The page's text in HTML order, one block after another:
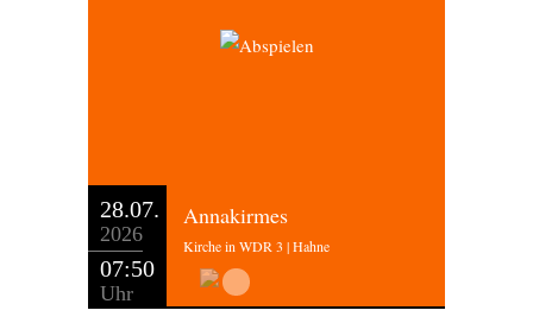
28.07.
2026
07:50
Uhr
Annakirmes
Kirche in WDR 3 | Hahne